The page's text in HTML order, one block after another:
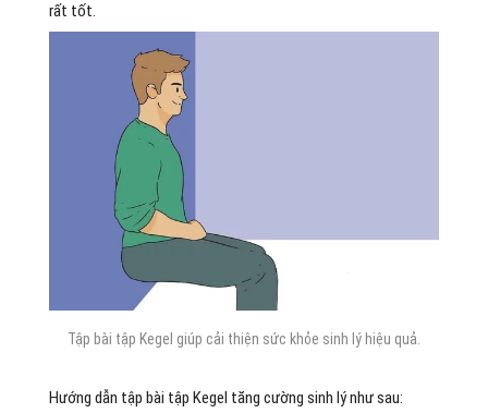
rất tốt.
Tập bài tập Kegel giúp cải thiện sức khỏe sinh lý hiệu quả.
Hướng dẫn tập bài tập Kegel tăng cường sinh lý như sau: